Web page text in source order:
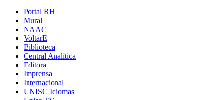
Portal RH
Mural
NAAC
VoltarE
Biblioteca
Central Analítica
Editora
Imprensa
Internacional
UNISC Idiomas